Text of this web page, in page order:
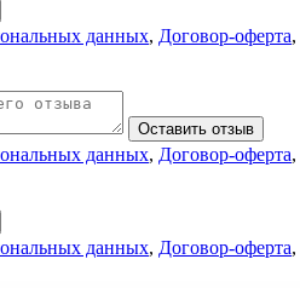
данных, Договор-оферта,
Оставить отзыв
данных, Договор-оферта,
данных, Договор-оферта,